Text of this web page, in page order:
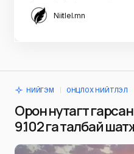
Niitlel.mn
НИЙГЭМ ОНЦЛОХ НИЙТЛЭЛ
Орон нутагт
9.102 га талбай